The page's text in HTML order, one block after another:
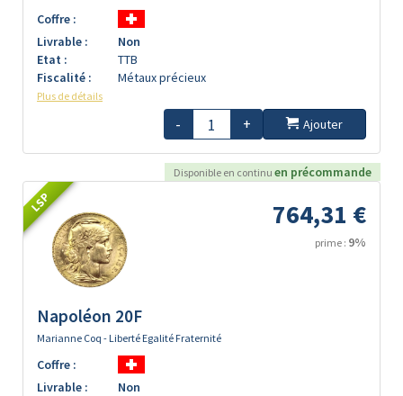
Coffre :
Livrable :
Non
Etat :
TTB
Fiscalité :
Métaux précieux
Plus de détails
- + Ajouter
Disponible en continu en précommande
LSP 764,31 €
prime : 9%
Napoléon 20F
Marianne Coq - Liberté Egalité Fraternité
Coffre :
Livrable :
Non